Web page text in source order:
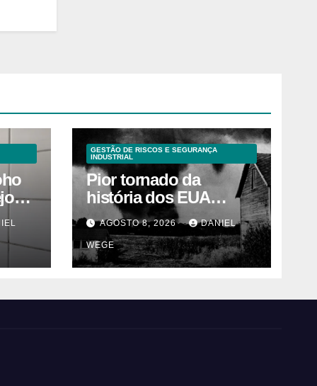
GESTÃO DE RISCOS E SEGURANÇA
INDUSTRIAL
Pior tornado da
história dos EUA
devastou 3 estados e
deixou centenas de
mortos
AGOSTO 8, 2026 DANIEL
WEGE